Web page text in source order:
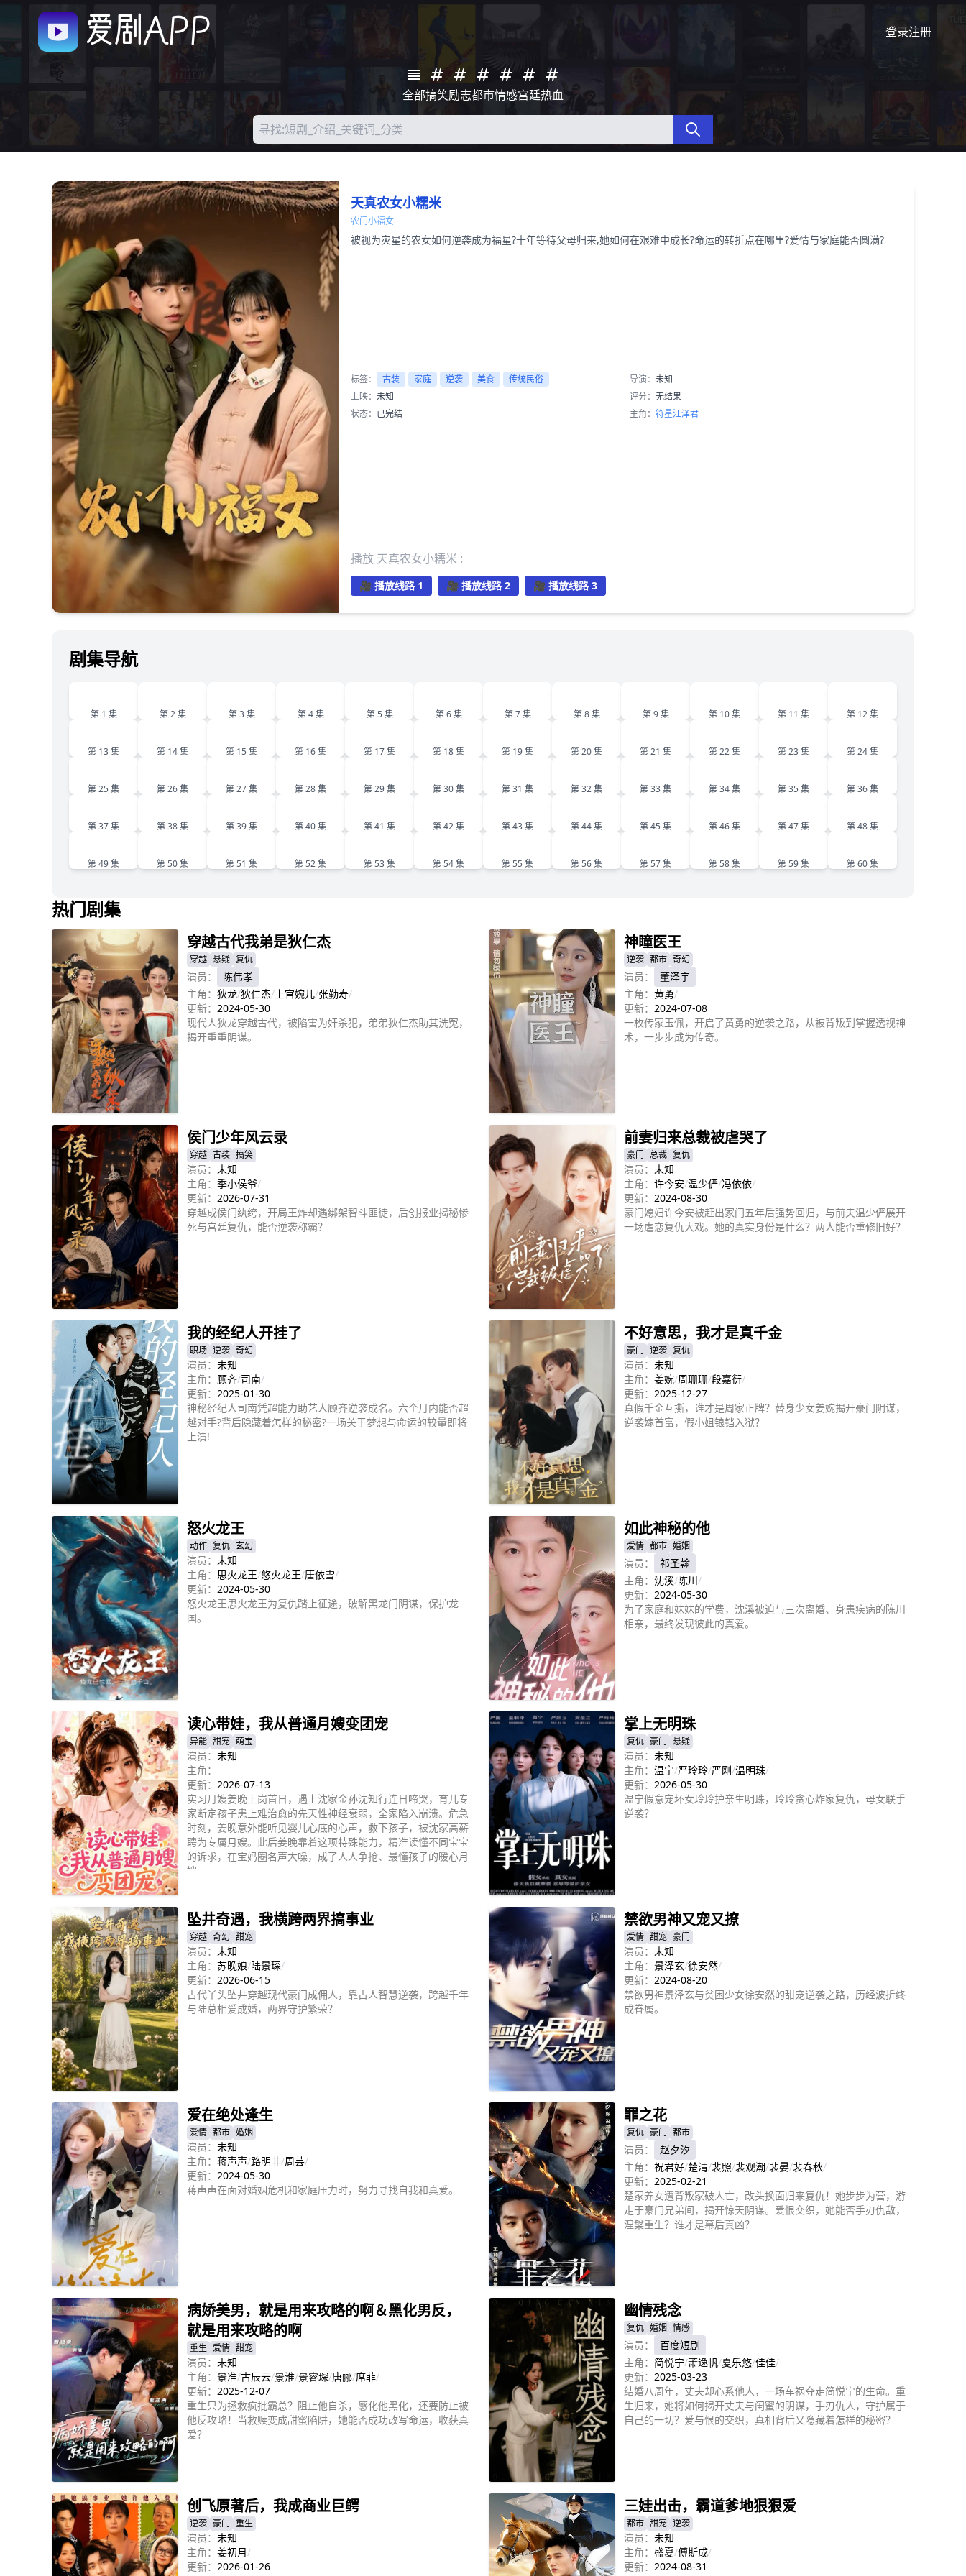
登录注册
全部搞笑励志都市情感宫廷热血
天真农女小糯米
农门小福女
被视为灾星的农女如何逆袭成为福星?十年等待父母归来,她如何在艰难中成长?命运的转折点在哪里?爱情与家庭能否圆满?
标签： 古装 家庭 逆袭 美食 传统民俗 导演： 未知
上映： 未知 评分： 无结果
状态： 已完结 主角： 符星江泽君
播放 天真农女小糯米 :
🎥 播放线路 1 🎥 播放线路 2 🎥 播放线路 3
剧集导航
第 1 集 第 2 集 第 3 集 第 4 集 第 5 集 第 6 集 第 7 集 第 8 集 第 9 集 第 10 集 第 11 集 第 12 集
第 13 集 第 14 集 第 15 集 第 16 集 第 17 集 第 18 集 第 19 集 第 20 集 第 21 集 第 22 集 第 23 集 第 24 集
第 25 集 第 26 集 第 27 集 第 28 集 第 29 集 第 30 集 第 31 集 第 32 集 第 33 集 第 34 集 第 35 集 第 36 集
第 37 集 第 38 集 第 39 集 第 40 集 第 41 集 第 42 集 第 43 集 第 44 集 第 45 集 第 46 集 第 47 集 第 48 集
第 49 集 第 50 集 第 51 集 第 52 集 第 53 集 第 54 集 第 55 集 第 56 集 第 57 集 第 58 集 第 59 集 第 60 集
热门剧集
穿越古代我弟是狄仁杰
穿越 悬疑 复仇
演员：
陈伟孝
主角： 狄龙/狄仁杰/ 上官婉儿/张勤寿/
更新： 2024-05-30
现代人狄龙穿越古代，被陷害为奸杀犯，弟弟狄仁杰助其洗冤，
揭开重重阴谋。
神瞳医王
逆袭 都市 奇幻
演员：
董泽宇
主角： 黄勇/
更新： 2024-07-08
一枚传家玉佩，开启了黄勇的逆袭之路，从被背叛到掌握透视神
术，一步步成为传奇。
侯门少年风云录
穿越 古装 搞笑
演员： 未知
主角： 季小侯爷/
更新： 2026-07-31
穿越成侯门纨绔，开局王炸却遇绑架智斗匪徒，后创报业揭秘惨
死与宫廷复仇，能否逆袭称霸？
前妻归来总裁被虐哭了
豪门 总裁 复仇
演员： 未知
主角： 许今安/温少俨/冯依依/
更新： 2024-08-30
豪门媳妇许今安被赶出家门五年后强势回归，与前夫温少俨展开
一场虐恋复仇大戏。她的真实身份是什么？两人能否重修旧好？
我的经纪人开挂了
职场 逆袭 奇幻
演员： 未知
主角： 顾齐/司南/
更新： 2025-01-30
神秘经纪人司南凭超能力助艺人顾齐逆袭成名。六个月内能否超
越对手?背后隐藏着怎样的秘密?一场关于梦想与命运的较量即将
上演!
不好意思，我才是真千金
豪门 逆袭 复仇
演员： 未知
主角： 姜婉/周珊珊/段嘉衍/
更新： 2025-12-27
真假千金互撕，谁才是周家正牌？替身少女姜婉揭开豪门阴谋，
逆袭嫁首富，假小姐锒铛入狱？
怒火龙王
动作 复仇 玄幻
演员： 未知
主角： 思火龙王/悠火龙王/唐依雪/
更新： 2024-05-30
怒火龙王思火龙王为复仇踏上征途，破解黑龙门阴谋，保护龙
国。
如此神秘的他
爱情 都市 婚姻
演员：
祁圣翰
主角： 沈溪/陈川/
更新： 2024-05-30
为了家庭和妹妹的学费，沈溪被迫与三次离婚、身患疾病的陈川
相亲，最终发现彼此的真爱。
读心带娃，我从普通月嫂变团宠
异能 甜宠 萌宝
演员： 未知
主角：
更新： 2026-07-13
实习月嫂姜晚上岗首日，遇上沈家金孙沈知行连日啼哭，育儿专
家断定孩子患上难治愈的先天性神经衰弱，全家陷入崩溃。危急
时刻，姜晚意外能听见婴儿心底的心声，救下孩子，被沈家高薪
聘为专属月嫂。此后姜晚靠着这项特殊能力，精准读懂不同宝宝
的诉求，在宝妈圈名声大噪，成了人人争抢、最懂孩子的暖心月
嫂。
掌上无明珠
复仇 豪门 悬疑
演员： 未知
主角： 温宁/严玲玲/严刚/温明珠/
更新： 2026-05-30
温宁假意宠坏女玲玲护亲生明珠，玲玲贪心炸家复仇，母女联手
逆袭？
坠井奇遇，我横跨两界搞事业
穿越 奇幻 甜宠
演员： 未知
主角： 苏晚娘/陆景琛/
更新： 2026-06-15
古代丫头坠井穿越现代豪门成佣人，靠古人智慧逆袭，跨越千年
与陆总相爱成婚，两界守护繁荣？
禁欲男神又宠又撩
爱情 甜宠 豪门
演员： 未知
主角： 景泽玄/徐安然/
更新： 2024-08-20
禁欲男神景泽玄与贫困少女徐安然的甜宠逆袭之路，历经波折终
成眷属。
爱在绝处逢生
爱情 都市 婚姻
演员： 未知
主角： 蒋声声/路明非/周芸/
更新： 2024-05-30
蒋声声在面对婚姻危机和家庭压力时，努力寻找自我和真爱。
罪之花
复仇 豪门 都市
演员：
赵夕汐
主角： 祝君好/楚清/裴照/裴观潮/裴晏/裴春秋/
更新： 2025-02-21
楚家养女遭背叛家破人亡，改头换面归来复仇！她步步为营，游
走于豪门兄弟间，揭开惊天阴谋。爱恨交织，她能否手刃仇敌，
涅槃重生？谁才是幕后真凶？
病娇美男，就是用来攻略的啊＆黑化男反，
就是用来攻略的啊
重生 爱情 甜宠
演员： 未知
主角： 景准/古辰云/景淮/景睿琛/唐郦/席菲/
更新： 2025-12-07
重生只为拯救疯批霸总？阻止他自杀，感化他黑化，还要防止被
他反攻略！当救赎变成甜蜜陷阱，她能否成功改写命运，收获真
爱？
幽情残念
复仇 婚姻 情感
演员：
百度短剧
主角： 简悦宁/萧逸帆/夏乐悠/佳佳/
更新： 2025-03-23
结婚八周年，丈夫却心系他人，一场车祸夺走简悦宁的生命。重
生归来，她将如何揭开丈夫与闺蜜的阴谋，手刃仇人，守护属于
自己的一切？爱与恨的交织，真相背后又隐藏着怎样的秘密？
创飞原著后，我成商业巨鳄
逆袭 豪门 重生
演员： 未知
主角： 姜初月/
更新： 2026-01-26
三娃出击，霸道爹地狠狠爱
都市 甜宠 逆袭
演员： 未知
主角： 盛夏/傅斯成/
更新： 2024-08-31